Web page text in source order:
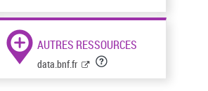
AUTRES RESSOURCES
data.bnf.fr